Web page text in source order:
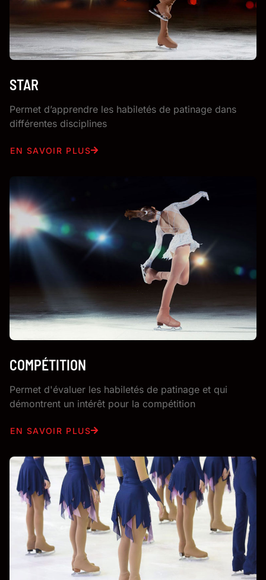
STAR
Permet d’apprendre les habiletés de patinage dans
différentes disciplines
EN SAVOIR PLUS
COMPÉTITION
Permet d'évaluer les habiletés de patinage et qui
démontrent un intérêt pour la compétition
EN SAVOIR PLUS